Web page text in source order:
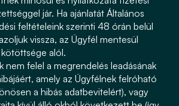
jár. Ha ajánlatát Általános
feltételeink szerinti 48 órán belül
vissza, az Ügyfél mentesül
kötöttsége alól.
nem felel a megrendelés leadásának
amely az Ügyfélnek felróható
a hibás adatbevitelért), vagy